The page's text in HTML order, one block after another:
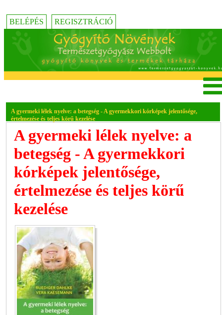
BELÉPÉS REGISZTRÁCIÓ
A gyermeki lélek nyelve: a betegség - A gyermekkori kórképek jelentősége,
értelmezése és teljes körű kezelése
A gyermeki lélek nyelve: a
betegség - A gyermekkori
kórképek jelentősége,
értelmezése és teljes körű
kezelése